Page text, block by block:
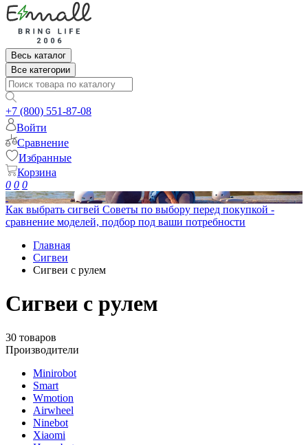
Весь каталог
Все категории
+7 (800) 551-87-08
Войти
Сравнение
Избранные
Корзина
0 0 0
Как выбрать сигвей Советы по выбору перед покупкой -
сравнение моделей, подбор под ваши потребности
Главная
Сигвеи
Сигвеи с рулем
Сигвеи с рулем
30 товаров
Производители
Minirobot
Smart
Wmotion
Airwheel
Ninebot
Xiaomi